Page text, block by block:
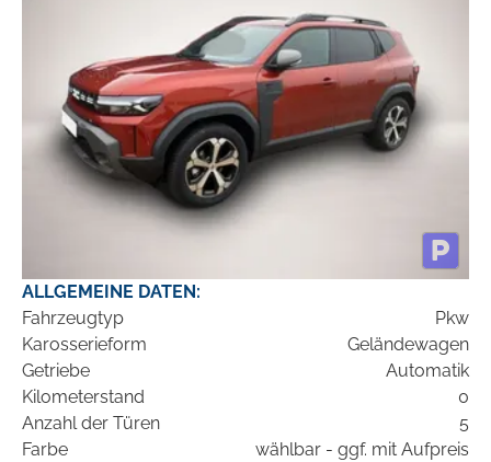
ALLGEMEINE DATEN:
Fahrzeugtyp
Pkw
Karosserieform
Geländewagen
Getriebe
Automatik
Kilometerstand
0
Anzahl der Türen
5
Farbe
wählbar - ggf. mit Aufpreis